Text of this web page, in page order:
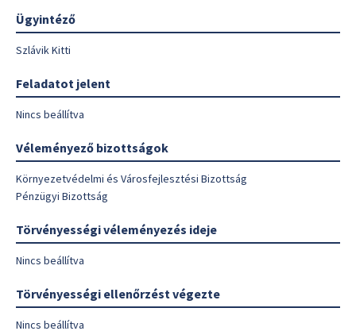
Ügyintéző
Szlávik Kitti
Feladatot jelent
Nincs beállítva
Véleményező bizottságok
Környezetvédelmi és Városfejlesztési Bizottság
Pénzügyi Bizottság
Törvényességi véleményezés ideje
Nincs beállítva
Törvényességi ellenőrzést végezte
Nincs beállítva